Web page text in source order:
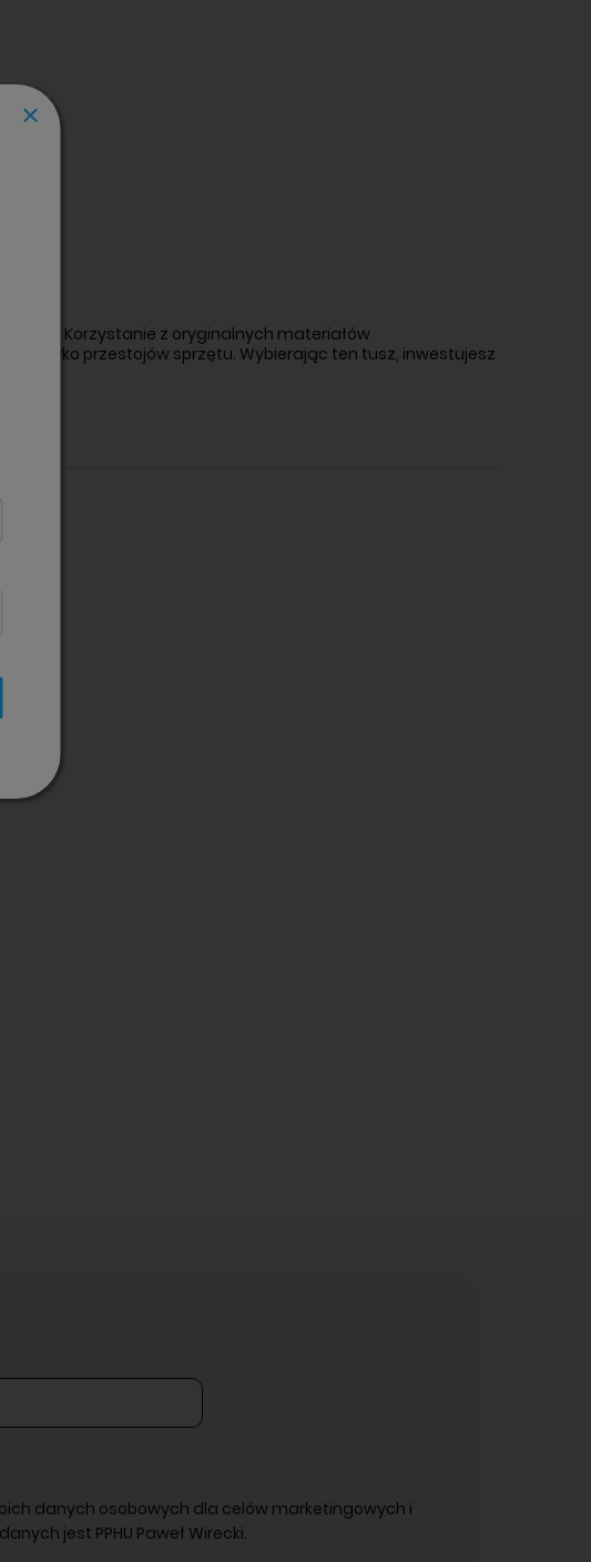
Korzystanie z oryginalnych materiałów
ryzyko przestojów sprzętu. Wybierając ten tusz, inwestujesz
danych osobowych dla celów marketingowych i
jest PPHU Paweł Wirecki.